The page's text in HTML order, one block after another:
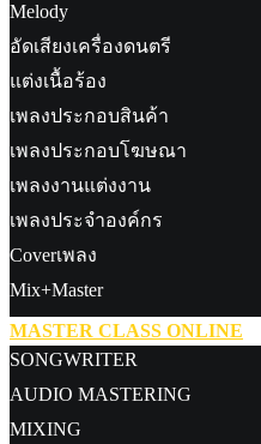
Melody
อัดเสียงเครื่องดนตรี
แต่งเนื้อร้อง
เพลงประกอบสินค้า
เพลงประกอบโฆษณา
เพลงงานแต่งงาน
เพลงประจำองค์กร
Coverเพลง
Mix+Master
MASTER CLASS ONLINE
SONGWRITER
AUDIO MASTERING
MIXING